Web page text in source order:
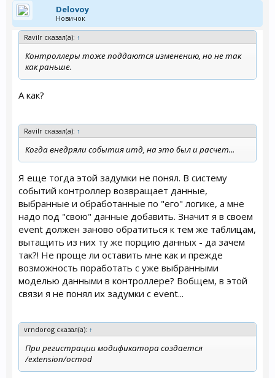
Delovoy
Новичок
Ravilr сказал(а): ↑
Контроллеры тоже поддаются изменению, но не так
как раньше.
А как?
Ravilr сказал(а): ↑
Когда внедряли события итд, на это был и расчет...
Я еще тогда этой задумки не понял. В систему
событий контроллер возвращает данные,
выбранные и обработанные по "его" логике, а мне
надо под "свою" данные добавить. Значит я в своем
event должен заново обратиться к тем же таблицам,
вытащить из них ту же порцию данных - да зачем
так?! Не проще ли оставить мне как и прежде
возможность поработать с уже выбранными
моделью данными в контроллере? Вобщем, в этой
связи я не понял их задумки с event...
vrndorog сказал(а): ↑
При регистрации модификатора создается
/extension/ocmod